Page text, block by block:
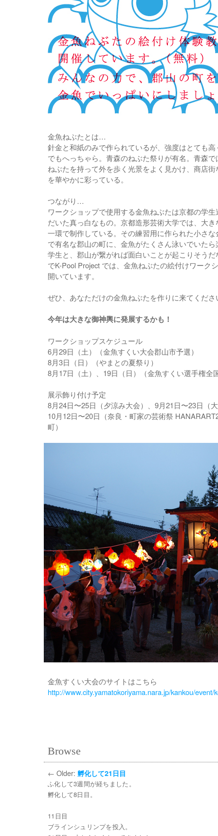
金魚ねぶたとは…
針金と和紙のみで作られているが、強度はとても
でもへっちゃら。青森のねぶた祭りが有名。青森
ねぶたを持って外を歩く光景をよく見かけ、商店
を華やかに彩っている。
つながり…
ワークショップで使用する金魚ねぶたは京都の学
だいた真っ白なもの。京都造形芸術大学では、大
一環で制作している。その練習用に作られた小さ
で有名な郡山の町に、金魚がたくさん泳いでいた
学生と、郡山が繋がれば面白いことが起こりそう
でK-Pool Project では、金魚ねぶたの絵付けワーク
開いています。
ぜひ、あなただけの金魚ねぶたを作りに来てくださ
今年は大きな御神輿に発展するかも！
ワークショップスケジュール
6月29日（土）（金魚すくい大会郡山市予選）
8月3日（日）（やまとの夏祭り）
8月17日（土）、19日（日）（金魚すくい選手権全
展示飾り付け予定
8月24日〜25日（夕涼み大会）、9月21日〜23日（
10月12日〜20日（奈良・町家の芸術祭
町）
金魚すくい大会のサイトはこちら
http://www.city.yamatokoriyama.nara.jp/kankou/event/
Browse
← Older: 孵化して21日目
ふ化して3週間が経ちました。
孵化して8日目。
11日目
ブラインシュリンプを投入。